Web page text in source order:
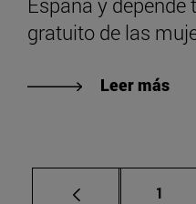
gratuito de las
Leer más
Página
1